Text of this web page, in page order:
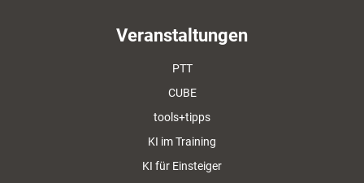
Veranstaltungen
PTT
CUBE
tools+tipps
KI im Training
KI für Einsteiger